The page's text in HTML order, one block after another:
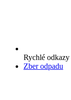
Rychlé odkazy
Zber odpadu